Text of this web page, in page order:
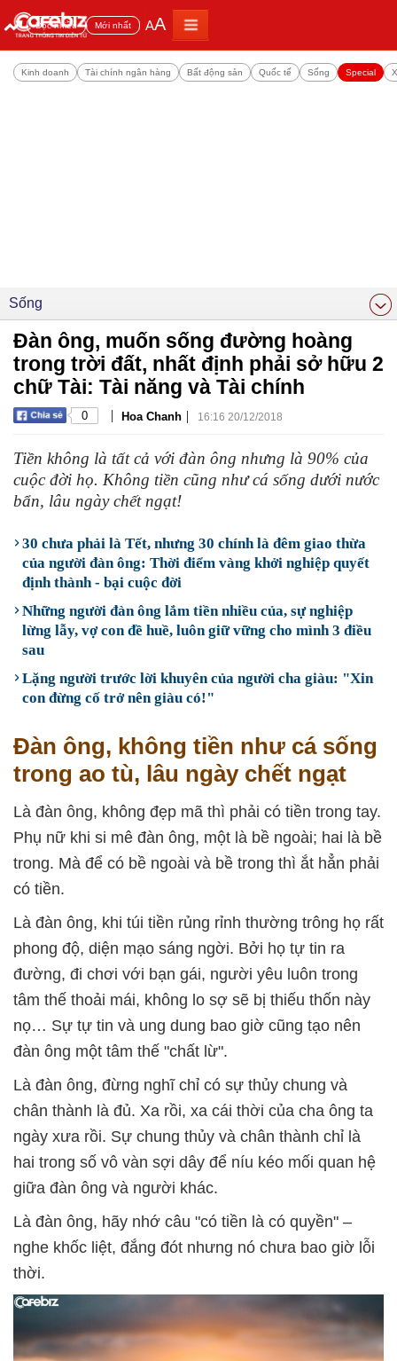
Đọc nhiều Mới nhất AA
Kinh doanh Tài chính ngân hàng Bất động sản Quốc tế Sống Special
Sống
Đàn ông, muốn sống đường hoàng
trong trời đất, nhất định phải sở hữu 2
chữ Tài: Tài năng và Tài chính
0 | Hoa Chanh | 16:16 20/12/2018
Tiền không là tất cả với đàn ông nhưng là 90% của
cuộc đời họ. Không tiền cũng như cá sống dưới nước
bẩn, lâu ngày chết ngạt!
30 chưa phải là Tết, nhưng 30 chính là đêm giao thừa
của người đàn ông: Thời điểm vàng khởi nghiệp quyết
định thành - bại cuộc đời
Những người đàn ông lắm tiền nhiều của, sự nghiệp
lừng lẫy, vợ con đề huề, luôn giữ vững cho mình 3 điều
sau
Lặng người trước lời khuyên của người cha giàu: "Xin
con đừng cố trở nên giàu có!"
Đàn ông, không tiền như cá sống
trong ao tù, lâu ngày chết ngạt
Là đàn ông, không đẹp mã thì phải có tiền trong tay.
Phụ nữ khi si mê đàn ông, một là bề ngoài; hai là bề
trong. Mà để có bề ngoài và bề trong thì ắt hẳn phải
có tiền.
Là đàn ông, khi túi tiền rủng rỉnh thường trông họ rất
phong độ, diện mạo sáng ngời. Bởi họ tự tin ra
đường, đi chơi với bạn gái, người yêu luôn trong
tâm thế thoải mái, không lo sợ sẽ bị thiếu thốn này
nọ… Sự tự tin và ung dung bao giờ cũng tạo nên
đàn ông một tâm thế "chất lừ".
Là đàn ông, đừng nghĩ chỉ có sự thủy chung và
chân thành là đủ. Xa rồi, xa cái thời của cha ông ta
ngày xưa rồi. Sự chung thủy và chân thành chỉ là
hai trong số vô vàn sợi dây để níu kéo mối quan hệ
giữa đàn ông và người khác.
Là đàn ông, hãy nhớ câu "có tiền là có quyền" –
nghe khốc liệt, đắng đót nhưng nó chưa bao giờ lỗi
thời.